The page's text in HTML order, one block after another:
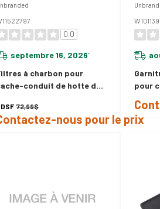
0.0
septembre 16, 2026*
à charbon pour
conduit de hotte de
72,99$
nous pour le prix
pour